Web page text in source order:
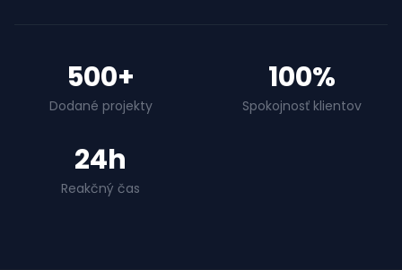
500+
Dodané projekty
100%
Spokojnosť klientov
24h
Reakčný čas